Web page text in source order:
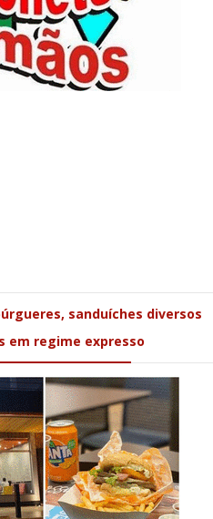
sanduíches diversos
em regime expresso